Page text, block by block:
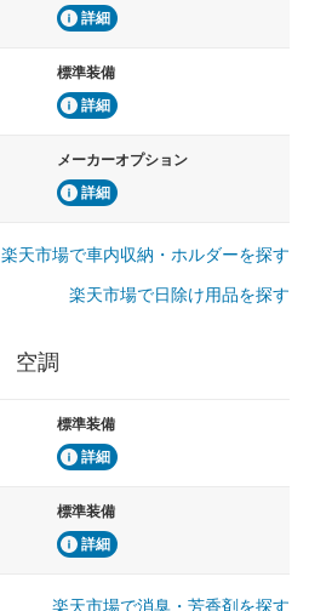
詳細
標準装備
詳細
メーカーオプション
詳細
楽天市場で車内収納・ホルダーを探す
楽天市場で日除け用品を探す
空調
標準装備
詳細
標準装備
詳細
楽天市場で消臭・芳香剤を探す